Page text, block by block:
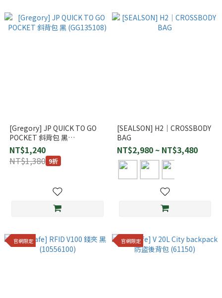
[Gregory] JP QUICK TO GO
POCKET 斜背包 黑
(GG135108)
NT$1,240
NT$1,380 9折
[SEALSON] H2｜CROSSBODY
BAG
NT$2,980 ~ NT$3,480
官網限定 官網限定